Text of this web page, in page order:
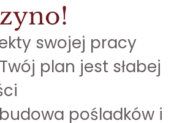
swojej pracy
plan jest słabej
pośladków i